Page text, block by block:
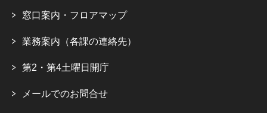
窓口案内・フロアマップ
業務案内（各課の連絡先）
第2・第4土曜日開庁
メールでのお問合せ